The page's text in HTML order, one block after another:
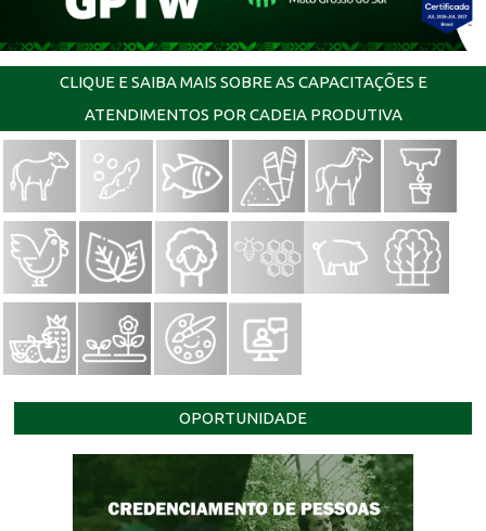
CLIQUE E SAIBA MAIS SOBRE AS CAPACITAÇÕES E
ATENDIMENTOS POR CADEIA PRODUTIVA
OPORTUNIDADE